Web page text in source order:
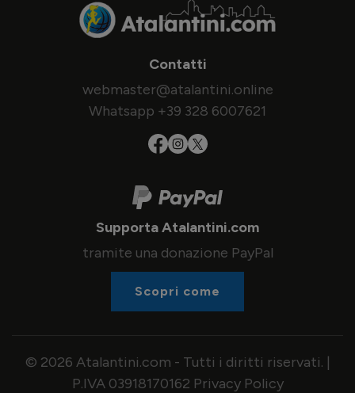
Contatti
webmaster@atalantini.online
Whatsapp +39 328 6007621
Supporta Atalantini.com
tramite una donazione PayPal
Scopri come
© 2026 Atalantini.com - Tutti i diritti riservati. |
P.IVA 03918170162 Privacy Policy